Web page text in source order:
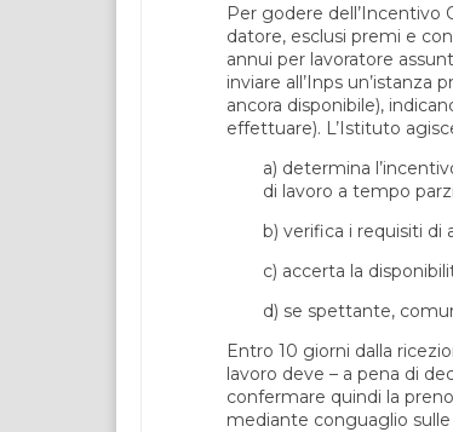
Per godere dell’Incentivo
datore, esclusi premi e
annui per lavoratore
inviare all’Inps
ancora disponibile),
effettuare). L’Istituto
a) determina
di lavoro a tempo
b) verifica i requisiti di
c) accerta la
d) se spettante,
Entro 10 giorni dalla
lavoro deve – a pena di
confermare quindi la
mediante conguaglio